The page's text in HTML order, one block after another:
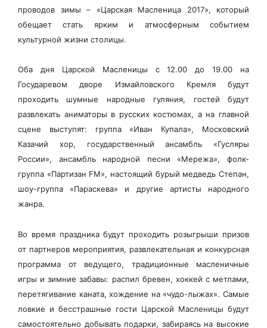
проводов зимы – «Царская Масленица 2017», который
обещает стать ярким и атмосферным событием
культурной жизни столицы.
Оба дня Царской Масленицы с 12.00 до 19.00 на
Государевом дворе Измайловского Кремля будут
проходить шумные народные гуляния, гостей будут
развлекать аниматоры в русских костюмах, а на главной
сцене выступят: группа «Иван Купала», Московский
Казачий хор, государственный ансамбль «Гусляры
России», ансамбль народной песни «Мережа», фолк-
группа «Партизан FM», настоящий бурый медведь Степан,
шоу-группа «Параскева» и другие артисты народного
жанра.
Во время праздника будут проходить розыгрыши призов
от партнеров мероприятия, развлекательная и конкурсная
программа от ведущего, традиционные масленичные
игры и зимние забавы: распил бревен, хоккей с метлами,
перетягивание каната, хождение на «чудо-лыжах». Самые
ловкие и бесстрашные гости Царской Масленицы будут
самостоятельно добывать подарки, забираясь на высокие